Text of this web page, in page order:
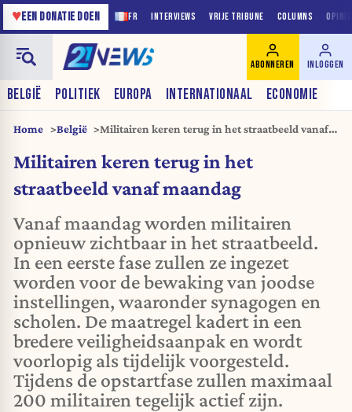
FR INTERVIEWS VRIJE TRIBUNE COLUMNS
♥EEN DONATIE DOEN
BELGIË POLITIEK EUROPA INTERNATIONAAL ECONOMIE
ABONNEREN INLOGGEN
Home België
Militairen keren terug in het straatbeeld vanaf
Militairen keren terug in het
straatbeeld vanaf maandag
Vanaf maandag worden militairen
opnieuw zichtbaar in het straatbeeld.
In een eerste fase zullen ze ingezet
worden voor de bewaking van joodse
instellingen, waaronder synagogen en
scholen. De maatregel kadert in een
bredere veiligheidsaanpak en wordt
voorlopig als tijdelijk voorgesteld.
Tijdens de opstartfase zullen maximaal
200 militairen tegelijk actief zijn.